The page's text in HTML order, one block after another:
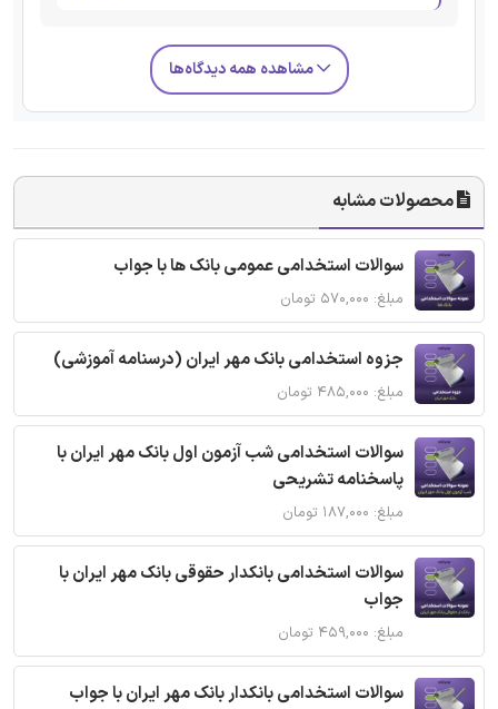
مشاهده همه دیدگاه‌ها
محصولات مشابه
سوالات استخدامی عمومی بانک ها با جواب
مبلغ: ۵۷۰,۰۰۰ تومان
جزوه استخدامی بانک مهر ایران (درسنامه آموزشی)
مبلغ: ۴۸۵,۰۰۰ تومان
سوالات استخدامی شب آزمون اول بانک مهر ایران با
پاسخنامه تشریحی
مبلغ: ۱۸۷,۰۰۰ تومان
سوالات استخدامی بانکدار حقوقی بانک مهر ایران با
جواب
مبلغ: ۴۵۹,۰۰۰ تومان
سوالات استخدامی بانکدار بانک مهر ایران با جواب